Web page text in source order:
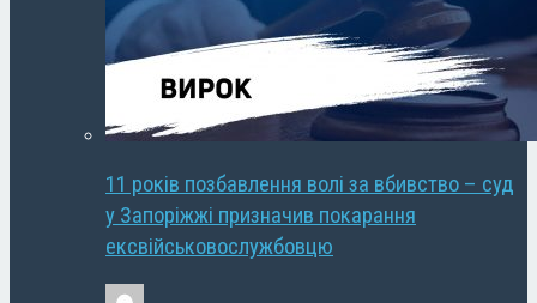
11 років позбавлення волі за вбивство – суд
у Запоріжжі призначив покарання
ексвійськовослужбовцю